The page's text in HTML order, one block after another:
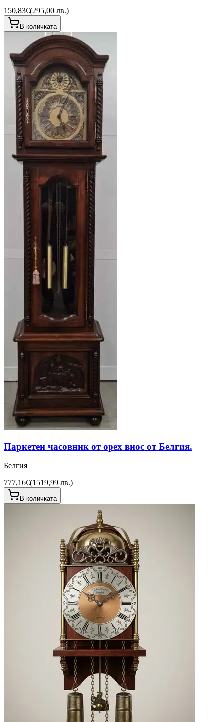
150,83€(295,00 лв.)
В количката
Паркетен часовник от орех внос от Белгия.
Белгия
777,16€(1519,99 лв.)
В количката